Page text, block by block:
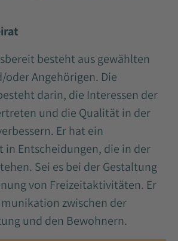
besteht aus gewählten
oder Angehörigen. Die
darin, die Interessen der
und die Qualität in der
Er hat ein
in Entscheidungen, die in der
Sei es bei der Gestaltung
von Freizeitaktivitäten. Er
zwischen der
und den Bewohnern.